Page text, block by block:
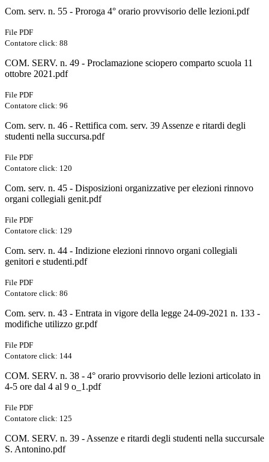
Com. serv. n. 55 - Proroga 4° orario provvisorio delle lezioni.pdf
File PDF
Contatore click: 88
COM. SERV. n. 49 - Proclamazione sciopero comparto scuola 11
ottobre 2021.pdf
File PDF
Contatore click: 96
Com. serv. n. 46 - Rettifica com. serv. 39 Assenze e ritardi degli
studenti nella succursa.pdf
File PDF
Contatore click: 120
Com. serv. n. 45 - Disposizioni organizzative per elezioni rinnovo
organi collegiali genit.pdf
File PDF
Contatore click: 129
Com. serv. n. 44 - Indizione elezioni rinnovo organi collegiali
genitori e studenti.pdf
File PDF
Contatore click: 86
Com. serv. n. 43 - Entrata in vigore della legge 24-09-2021 n. 133 -
modifiche utilizzo gr.pdf
File PDF
Contatore click: 144
COM. SERV. n. 38 - 4° orario provvisorio delle lezioni articolato in
4-5 ore dal 4 al 9 o_1.pdf
File PDF
Contatore click: 125
COM. SERV. n. 39 - Assenze e ritardi degli studenti nella succursale
S. Antonino.pdf